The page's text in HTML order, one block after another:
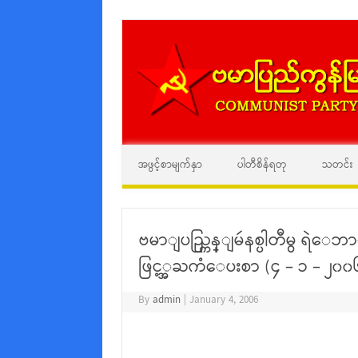
အဖွင့်စာမျက်နှာ ပါတီစိန်ရတု သတင်း
ဗမာျပည္ကြန္ျမဴနစ္ပါတီမွ
ဖြင့္အႀကံေပးစာ (၄ – ၁ – ၂၀၀
Byadmin January 4, 2006